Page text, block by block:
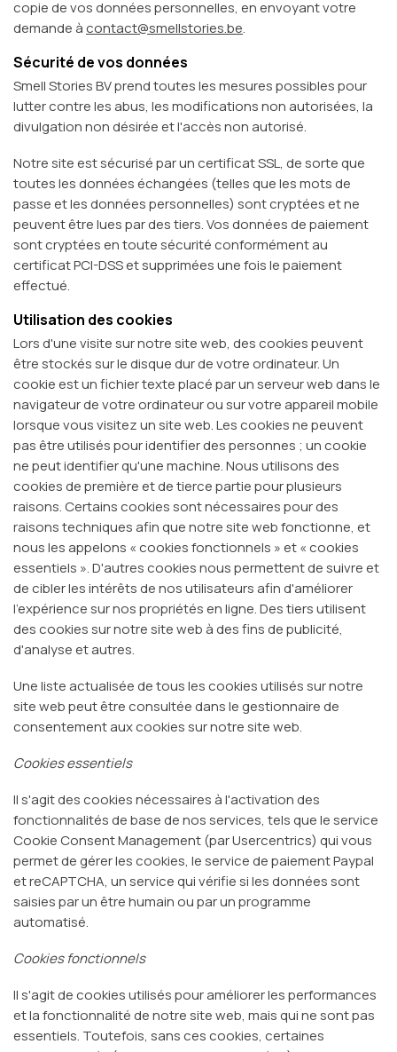
copie de vos données personnelles, en envoyant votre
demande àcontact@smellstories.be.
Sécurité de vos données
Smell Stories BV prend toutes les mesures possibles pour
lutter contre les abus, les modifications non autorisées, la
divulgation non désirée et l'accès non autorisé.
Notre site est sécurisé par un certificat SSL, de sorte que
toutes les données échangées (telles que les mots de
passe et les données personnelles) sont cryptées et ne
peuvent être lues par des tiers. Vos données de paiement
sont cryptées en toute sécurité conformément au
certificat PCI-DSS et supprimées une fois le paiement
effectué.
Utilisation des cookies
Lors d'une visite sur notre site web, des cookies peuvent
être stockés sur le disque dur de votre ordinateur. Un
cookie est un fichier texte placé par un serveur web dans le
navigateur de votre ordinateur ou sur votre appareil mobile
lorsque vous visitez un site web. Les cookies ne peuvent
pas être utilisés pour identifier des personnes ; un cookie
ne peut identifier qu'une machine. Nous utilisons des
cookies de première et de tierce partie pour plusieurs
raisons. Certains cookies sont nécessaires pour des
raisons techniques afin que notre site web fonctionne, et
nous les appelons « cookies fonctionnels » et « cookies
essentiels ». D'autres cookies nous permettent de suivre et
de cibler les intérêts de nos utilisateurs afin d'améliorer
l'expérience sur nos propriétés en ligne. Des tiers utilisent
des cookies sur notre site web à des fins de publicité,
d'analyse et autres.
Une liste actualisée de tous les cookies utilisés sur notre
site web peut être consultée dans le gestionnaire de
consentement aux cookies sur notre site web.
Cookies essentiels
Il s'agit des cookies nécessaires à l'activation des
fonctionnalités de base de nos services, tels que le service
Cookie Consent Management (par Usercentrics) qui vous
permet de gérer les cookies, le service de paiement Paypal
et reCAPTCHA, un service qui vérifie si les données sont
saisies par un être humain ou par un programme
automatisé.
Cookies fonctionnels
Il s'agit de cookies utilisés pour améliorer les performances
et la fonctionnalité de notre site web, mais qui ne sont pas
essentiels. Toutefois, sans ces cookies, certaines